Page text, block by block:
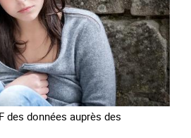
des données auprès des